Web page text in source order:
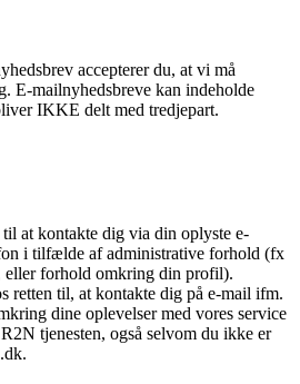
accepterer du, at vi må
E-mailnyhedsbreve kan indeholde
IKKE delt med tredjepart.
at kontakte dig via din oplyste e-
i tilfælde af administrative forhold (fx
eller forhold omkring din profil).
retten til, at kontakte dig på e-mail ifm.
dine oplevelser med vores service
tjenesten, også selvom du ikke er